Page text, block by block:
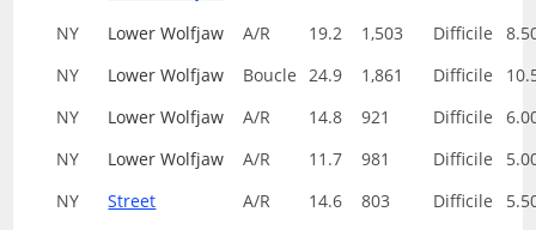
NY
Lower Wolfjaw A/R 19.2 1,503 Difficile
NY
Lower Wolfjaw Boucle 24.9 1,861 Difficile
NY
Lower Wolfjaw A/R 14.8 921 Difficile
NY
Lower Wolfjaw A/R 11.7 981 Difficile
NY
Street A/R 14.6 803 Difficile